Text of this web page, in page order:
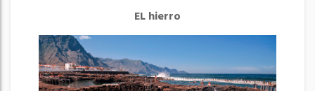
EL hierro